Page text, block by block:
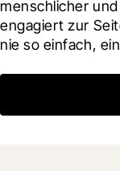
menschlicher
engagiert zur
nie so einfach,